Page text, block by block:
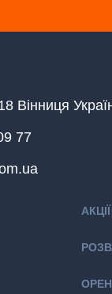
Вінниця
77
АКЦІЇ